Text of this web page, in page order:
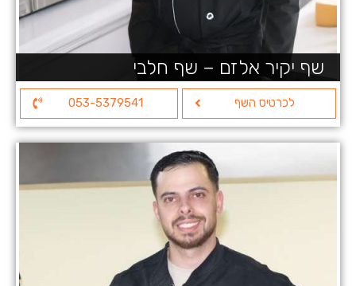
שף יקיר אלזם – שף חלבי
לכרטיס השף 053-5379541